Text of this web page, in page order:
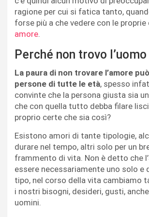
ragione per cui si fatica tanto,
forse più a che vedere con le proprie
amore.
Perché non trovo
La paura di non trovare l’amore
persone di tutte le età, spesso
convinte che la persona giusta sia
che con quella tutto debba filare
proprio certe che sia così?
Esistono amori di tante tipologie,
durare nel tempo, altri solo per un
frammento di vita. Non è detto che
essere necessariamente uno solo e
tipo, nel corso della vita cambiamo
i nostri bisogni, desideri, gusti,
uomini.